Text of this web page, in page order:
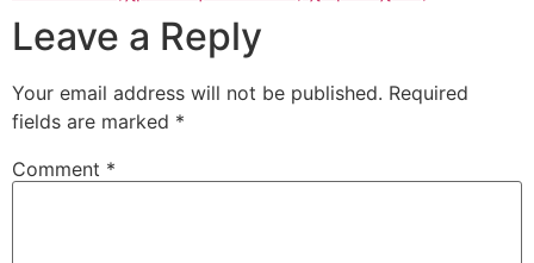
Leave a Reply
Your email address will not be published. Required
fields are marked *
Comment *